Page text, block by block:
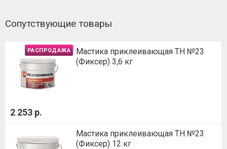
Сопутствующие товары
РАСПРОДАЖА
Мастика приклеивающая ТН №23
(Фиксер) 3,6 кг
2 253 р.
Мастика приклеивающая ТН №23
(Фиксер) 12 кг